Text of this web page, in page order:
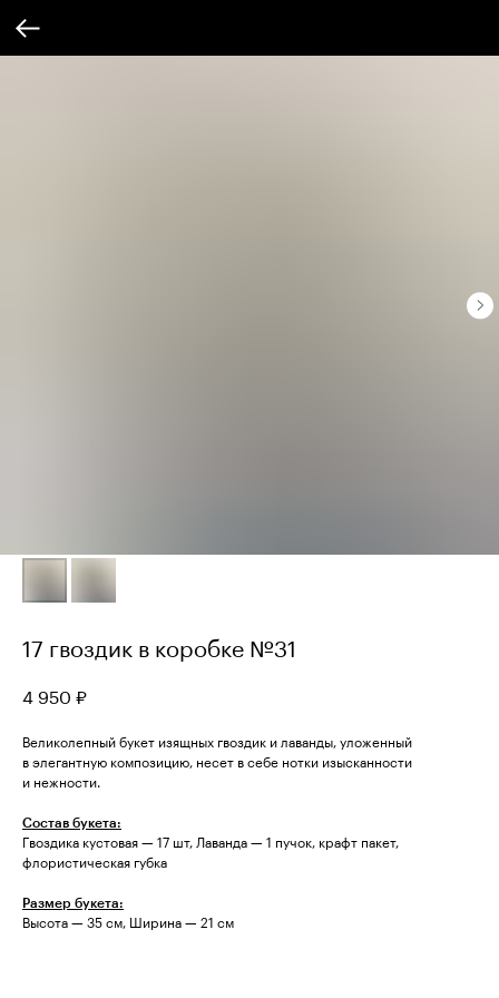
17 гвоздик в коробке №31
4 950 ₽
Великолепный букет изящных гвоздик и лаванды, уложенный
в элегантную композицию, несет в себе нотки изысканности
и нежности.
Состав букета:
Гвоздика кустовая — 17 шт, Лаванда — 1 пучок, крафт пакет,
флористическая губка
Размер букета:
Высота — 35 см, Ширина — 21 см